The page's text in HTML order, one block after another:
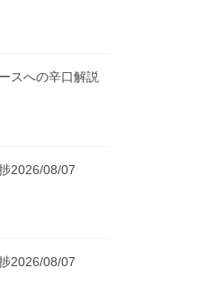
スへの辛口解説
2026/08/07
2026/08/07